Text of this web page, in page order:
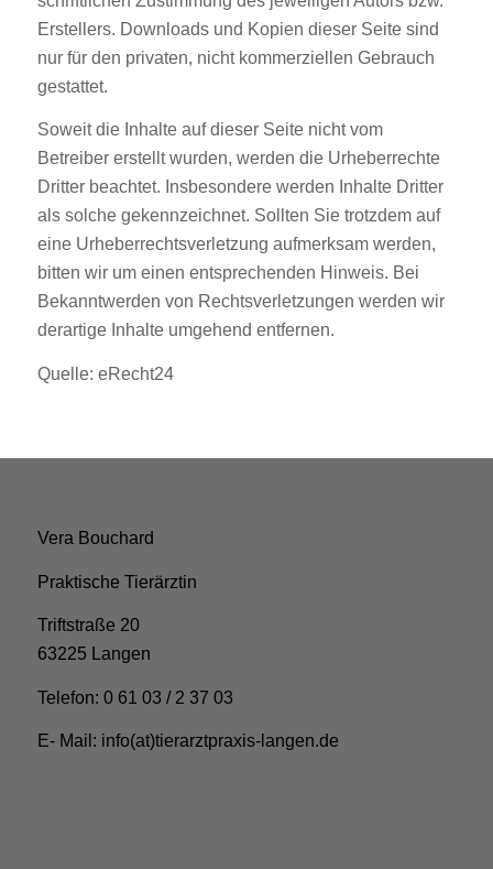
Erstellers. Downloads und Kopien dieser Seite sind
nur für den privaten, nicht kommerziellen Gebrauch
gestattet.
Soweit die Inhalte auf dieser Seite nicht vom
Betreiber erstellt wurden, werden die Urheberrechte
Dritter beachtet. Insbesondere werden Inhalte Dritter
als solche gekennzeichnet. Sollten Sie trotzdem auf
eine Urheberrechtsverletzung aufmerksam werden,
bitten wir um einen entsprechenden Hinweis. Bei
Bekanntwerden von Rechtsverletzungen werden wir
derartige Inhalte umgehend entfernen.
Quelle: eRecht24
Vera Bouchard
Praktische Tierärztin
Triftstraße 20
63225 Langen
Telefon: 0 61 03 / 2 37 03
E- Mail: info(at)tierarztpraxis-langen.de